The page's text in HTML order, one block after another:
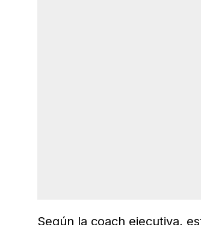
Según la coach ejecutiva,